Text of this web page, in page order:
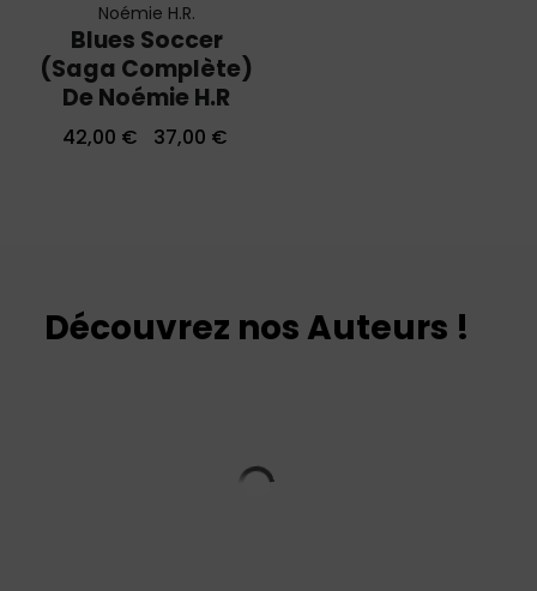
Blues Soccer
(saga Complète)
De Noémie H.R
Noémie H.R.
42,00 € 37,00 €
Découvrez nos Auteurs !